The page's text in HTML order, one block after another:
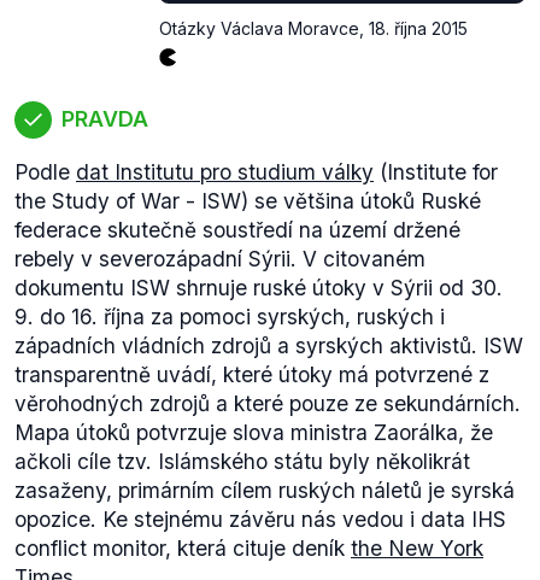
Otázky Václava Moravce 18. října 2015
PRAVDA
Podle dat Institutu pro studium války (Institute for
the Study of War - ISW) se většina útoků Ruské
federace skutečně soustředí na území držené
rebely v severozápadní Sýrii. V citovaném
dokumentu ISW shrnuje ruské útoky v Sýrii od 30.
9. do 16. října za pomoci syrských, ruských i
západních vládních zdrojů a syrských aktivistů. ISW
transparentně uvádí, které útoky má potvrzené z
věrohodných zdrojů a které pouze ze sekundárních.
Mapa útoků potvrzuje slova ministra Zaorálka, že
ačkoli cíle tzv. Islámského státu byly několikrát
zasaženy, primárním cílem ruských náletů je syrská
opozice. Ke stejnému závěru nás vedou i data IHS
conflict monitor, která cituje deník the New York